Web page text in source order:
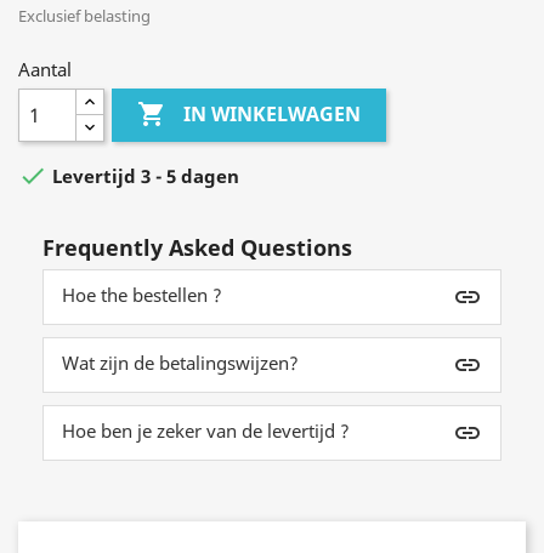
Exclusief belasting
Aantal
 IN WINKELWAGEN
 Levertijd 3 - 5 dagen
Frequently Asked Questions
Hoe the bestellen ? insert_link
Wat zijn de betalingswijzen? insert_link
Hoe ben je zeker van de levertijd ? insert_link